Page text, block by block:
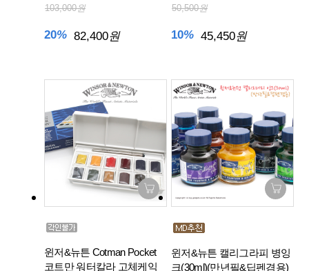
103,000원
20% 82,400원
50,500원
10% 45,450원
윈저&뉴튼 Cotman Pocket
코트만 워터칼라 고체케익
윈저&뉴튼 캘리그라피 병잉
크(30ml)(만년필&딥펜겸용)